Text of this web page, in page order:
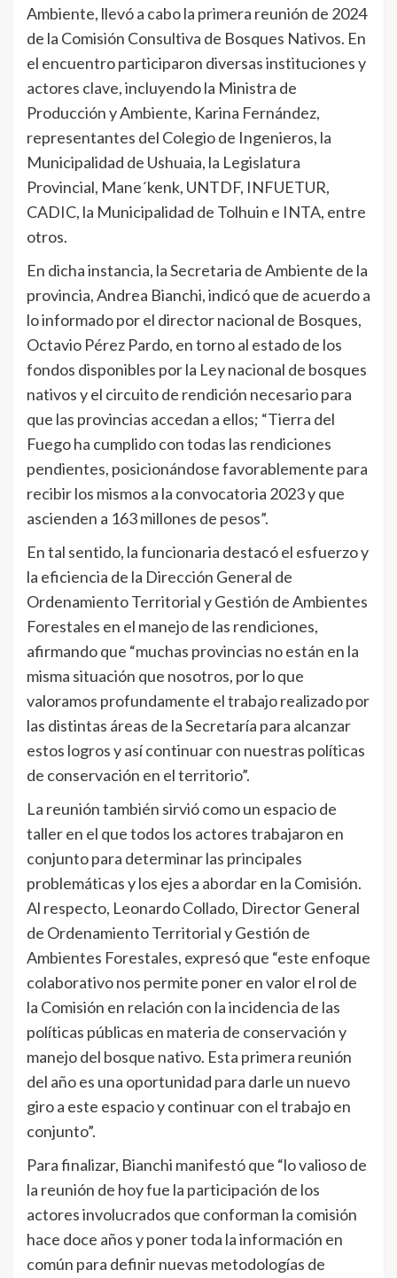
Ambiente, llevó a cabo la primera reunión de 2024
de la Comisión Consultiva de Bosques Nativos. En
el encuentro participaron diversas instituciones y
actores clave, incluyendo la Ministra de
Producción y Ambiente, Karina Fernández,
representantes del Colegio de Ingenieros, la
Municipalidad de Ushuaia, la Legislatura
Provincial, Mane´kenk, UNTDF, INFUETUR,
CADIC, la Municipalidad de Tolhuin e INTA, entre
otros.
En dicha instancia, la Secretaria de Ambiente de la
provincia, Andrea Bianchi, indicó que de acuerdo a
lo informado por el director nacional de Bosques,
Octavio Pérez Pardo, en torno al estado de los
fondos disponibles por la Ley nacional de bosques
nativos y el circuito de rendición necesario para
que las provincias accedan a ellos; “Tierra del
Fuego ha cumplido con todas las rendiciones
pendientes, posicionándose favorablemente para
recibir los mismos a la convocatoria 2023 y que
ascienden a 163 millones de pesos”.
En tal sentido, la funcionaria destacó el esfuerzo y
la eficiencia de la Dirección General de
Ordenamiento Territorial y Gestión de Ambientes
Forestales en el manejo de las rendiciones,
afirmando que “muchas provincias no están en la
misma situación que nosotros, por lo que
valoramos profundamente el trabajo realizado por
las distintas áreas de la Secretaría para alcanzar
estos logros y así continuar con nuestras políticas
de conservación en el territorio”.
La reunión también sirvió como un espacio de
taller en el que todos los actores trabajaron en
conjunto para determinar las principales
problemáticas y los ejes a abordar en la Comisión.
Al respecto, Leonardo Collado, Director General
de Ordenamiento Territorial y Gestión de
Ambientes Forestales, expresó que “este enfoque
colaborativo nos permite poner en valor el rol de
la Comisión en relación con la incidencia de las
políticas públicas en materia de conservación y
manejo del bosque nativo. Esta primera reunión
del año es una oportunidad para darle un nuevo
giro a este espacio y continuar con el trabajo en
conjunto”.
Para finalizar, Bianchi manifestó que “lo valioso de
la reunión de hoy fue la participación de los
actores involucrados que conforman la comisión
hace doce años y poner toda la información en
común para definir nuevas metodologías de